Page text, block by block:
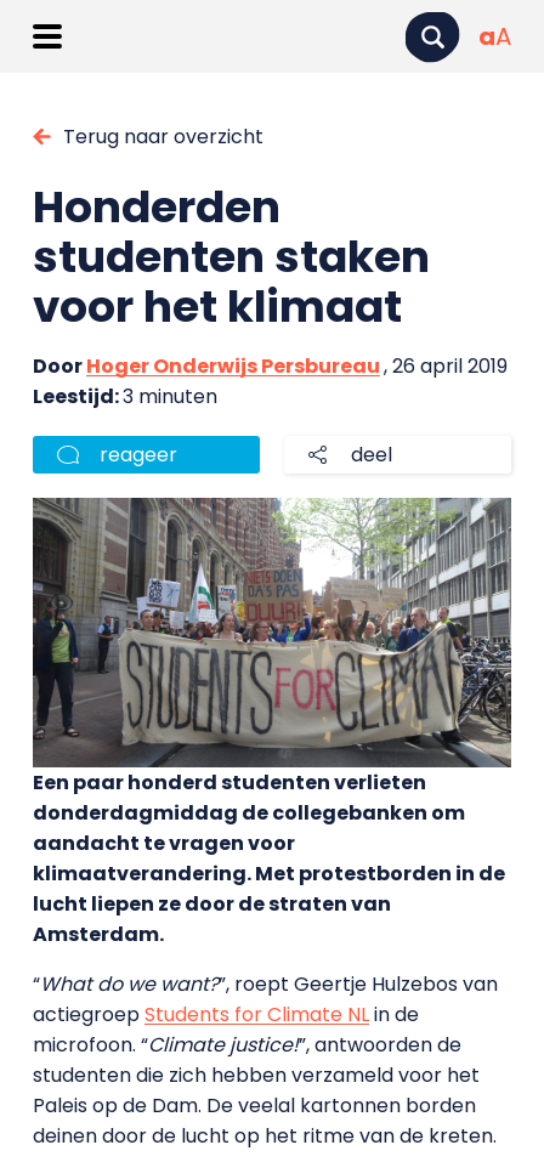
aA
Terug naar overzicht
Honderden
studenten staken
voor het klimaat
DoorHoger Onderwijs Persbureau, 26 april 2019
Leestijd:3 minuten
reageer deel
Een paar honderd studenten verlieten
donderdagmiddag de collegebanken om
aandacht te vragen voor
klimaatverandering. Met protestborden in de
lucht liepen ze door de straten van
Amsterdam.
“What do we want?”, roept Geertje Hulzebos van
actiegroepStudents for Climate NLin de
microfoon. “Climate justice!”, antwoorden de
studenten die zich hebben verzameld voor het
Paleis op de Dam. De veelal kartonnen borden
deinen door de lucht op het ritme van de kreten.